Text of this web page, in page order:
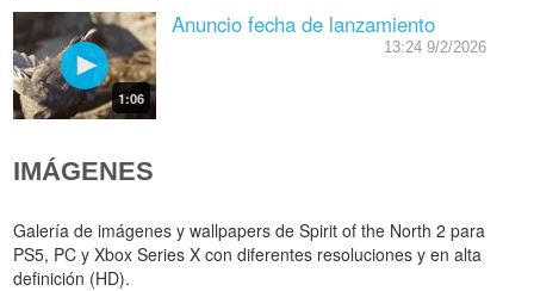
1:06
Anuncio fecha de lanzamiento
13:24 9/2/2026
IMÁGENES
Galería de imágenes y wallpapers de Spirit of the North 2 para
PS5, PC y Xbox Series X con diferentes resoluciones y en alta
definición (HD).